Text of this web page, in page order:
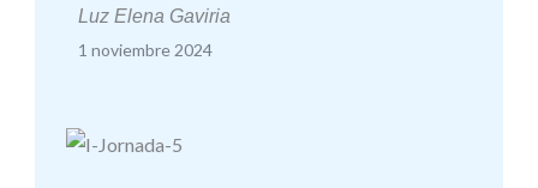
Luz Elena Gaviria
1 noviembre 2024